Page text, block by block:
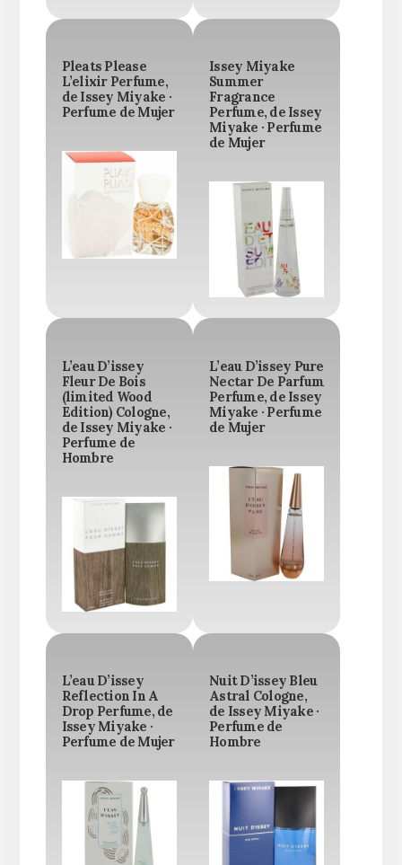
Pleats Please
L’elixir Perfume,
de Issey Miyake ·
Perfume de Mujer
Issey Miyake
Summer
Fragrance
Perfume, de Issey
Miyake · Perfume
de Mujer
L’eau D’issey
Fleur De Bois
(limited Wood
Edition) Cologne,
de Issey Miyake ·
Perfume de
Hombre
L’eau D’issey Pure
Nectar De Parfum
Perfume, de Issey
Miyake · Perfume
de Mujer
L’eau D’issey
Reflection In A
Drop Perfume, de
Issey Miyake ·
Perfume de Mujer
Nuit D’issey Bleu
Astral Cologne,
de Issey Miyake ·
Perfume de
Hombre